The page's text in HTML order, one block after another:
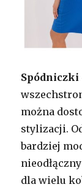
Spódniczki
można
stylizacji.
bardziej
dla wielu